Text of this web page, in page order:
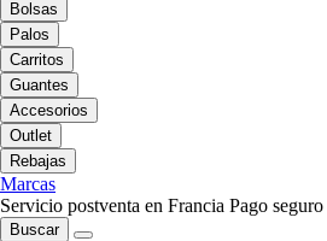
Bolsas
Palos
Carritos
Guantes
Accesorios
Outlet
Rebajas
Marcas
Servicio postventa en Francia Pago seguro
Buscar